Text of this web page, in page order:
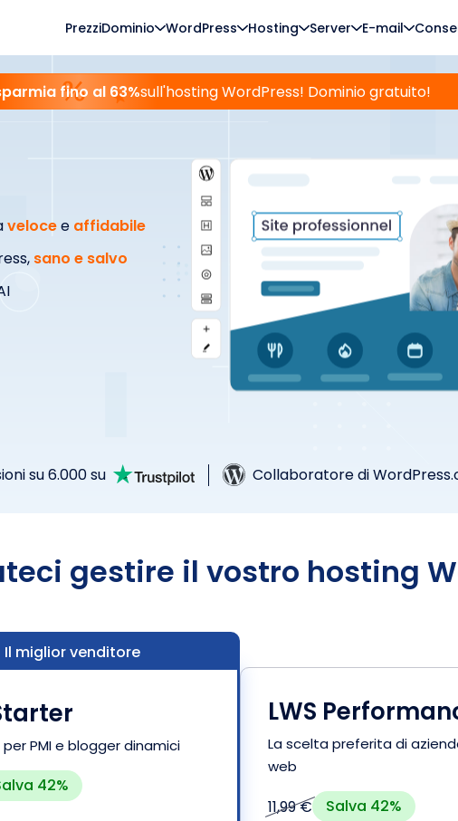
PrezziDominio WordPress Hosting Server E-mail
fino al 63%sull'hosting WordPress! Dominio gratuito!
velocee affidabile
sano e salvo
su 6.000 su Collaboratore di
gestire il vostro hosting
Il miglior venditore
per PMI e blogger dinamici
42%
LWS
La scelta preferita di
web
11,99 € Salva 42%